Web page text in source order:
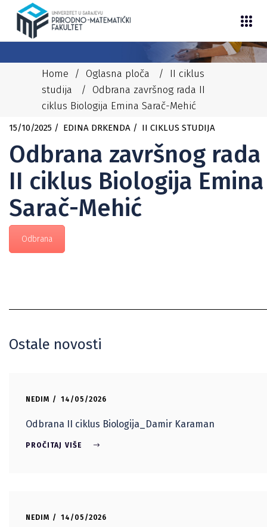
Home / Oglasna ploča / II ciklus
studija
/ Odbrana završnog rada II
ciklus Biologija Emina Sarač-Mehić
15/10/2025 EDINA DRKENDA II CIKLUS STUDIJA
Odbrana završnog rada
II ciklus Biologija Emina
Sarač-Mehić
Odbrana
Ostale novosti
NEDIM 14/05/2026
Odbrana II ciklus Biologija_Damir Karaman
PROČITAJ VIŠE
NEDIM 14/05/2026